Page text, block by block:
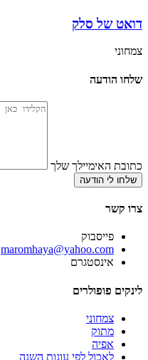
דואט של סלק
צמחוני
שלחו הודעה
כתובת האימיילך שלך
שלחו לי הודעה
צרו קשר
פייסבוק
‫maromhaya@yahoo.com
אינסטגרם
לינקים פופולרים
צמחוני
מתוק
אפיה
לאכול לפי עונות השנה